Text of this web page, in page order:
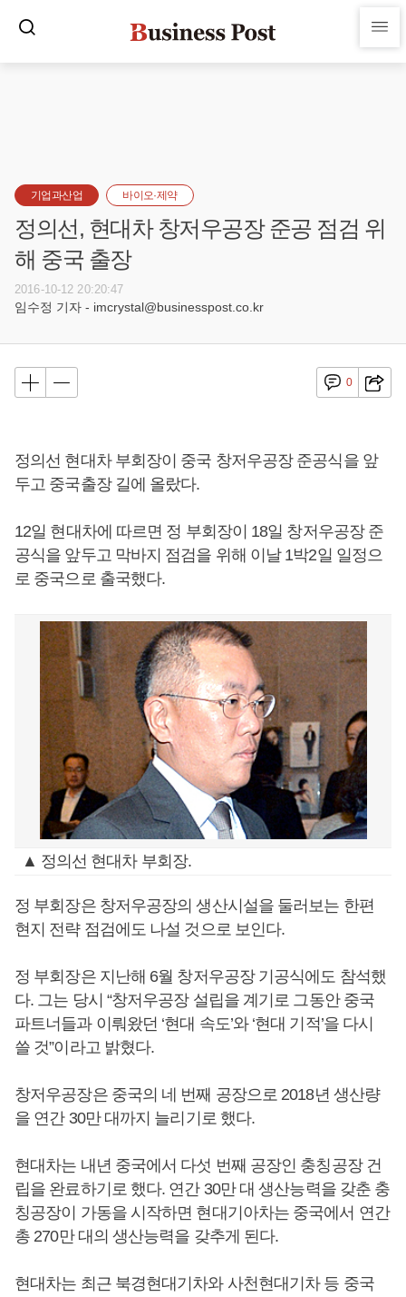
기업과산업 바이오·제약
정의선, 현대차 창저우공장 준공 점검 위
해 중국 출장
2016-10-12 20:20:47
임수정 기자 - imcrystal@businesspost.co.kr
0
정의선 현대차 부회장이 중국 창저우공장 준공식을 앞
두고 중국출장 길에 올랐다.
12일 현대차에 따르면 정 부회장이 18일 창저우공장 준
공식을 앞두고 막바지 점검을 위해 이날 1박2일 일정으
로 중국으로 출국했다.
▲ 정의선 현대차 부회장.
정 부회장은 창저우공장의 생산시설을 둘러보는 한편
현지 전략 점검에도 나설 것으로 보인다.
정 부회장은 지난해 6월 창저우공장 기공식에도 참석했
다. 그는 당시 “창저우공장 설립을 계기로 그동안 중국
파트너들과 이뤄왔던 ‘현대 속도’와 ‘현대 기적’을 다시
쓸 것”이라고 밝혔다.
창저우공장은 중국의 네 번째 공장으로 2018년 생산량
을 연간 30만 대까지 늘리기로 했다.
현대차는 내년 중국에서 다섯 번째 공장인 충칭공장 건
립을 완료하기로 했다. 연간 30만 대 생산능력을 갖춘 충
칭공장이 가동을 시작하면 현대기아차는 중국에서 연간
총 270만 대의 생산능력을 갖추게 된다.
현대차는 최근 북경현대기차와 사천현대기차 등 중국